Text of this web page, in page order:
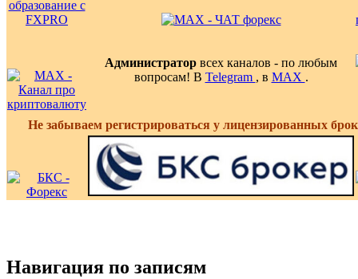
Администратор всех каналов - по любым
вопросам! В Telegram , в MAX .
Не забываем регистрироваться у лицензированных
Навигация по записям